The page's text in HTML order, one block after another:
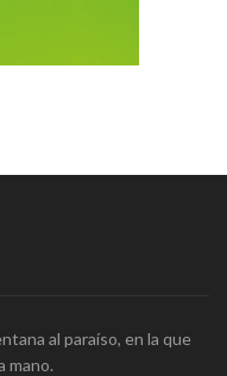
al paraíso, en la que
mano.